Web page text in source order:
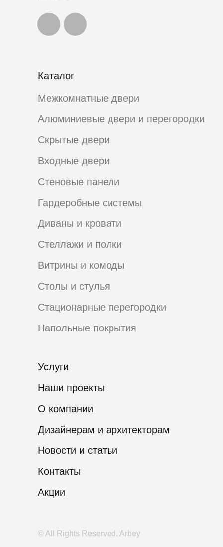
© All Rights Reserved. Arbey
Каталог
Межкомнатные двери
Входные двери
Алюминиевые двери и перегородки
Стеновые панели
Услуги
Наши проекты
О компании
Дизайнерам и архитекторам
Новости и статьи
Акции
Контакты
Скрытые двери
Гардеробные системы
Диваны и кровати
Столы и стулья
Витрины и комоды
Стеллажи и полки
Стационарные перегородки
Напольные покрытия